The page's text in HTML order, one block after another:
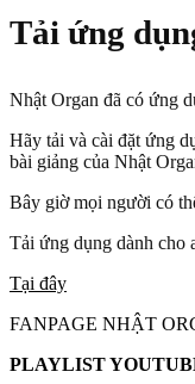
Tải ứng
Nhật Organ đã có ứng
Hãy tải và cài đặt ứng
bài giảng của Nhật
Bây giờ mọi người có
Tải ứng dụng dành cho
Tại đây
FANPAGE NHẬT
PLAYLIST